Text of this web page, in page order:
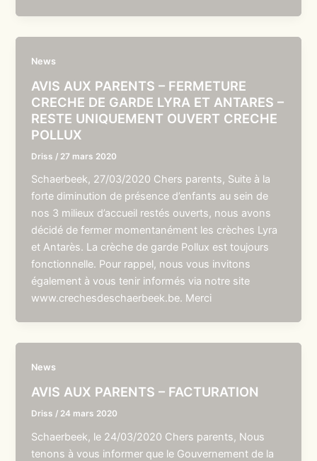
News
AVIS AUX PARENTS – FERMETURE
CRECHE DE GARDE LYRA ET ANTARES –
RESTE UNIQUEMENT OUVERT CRECHE
POLLUX
Driss / 27 mars 2020
Schaerbeek, 27/03/2020 Chers parents, Suite à la
forte diminution de présence d’enfants au sein de
nos 3 milieux d’accueil restés ouverts, nous avons
décidé de fermer momentanément les crèches Lyra
et Antarès. La crèche de garde Pollux est toujours
fonctionnelle. Pour rappel, nous vous invitons
également à vous tenir informés via notre site
www.crechesdeschaerbeek.be. Merci
News
AVIS AUX PARENTS – FACTURATION
Driss / 24 mars 2020
Schaerbeek, le 24/03/2020 Chers parents, Nous
tenons à vous informer que le Gouvernement de la